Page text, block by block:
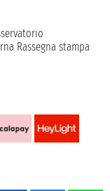
Rassegna stampa